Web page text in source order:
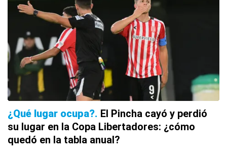
¿Qué lugar ocupa? El Pincha cayó y perdió
su lugar en la Copa Libertadores: ¿cómo
quedó en la tabla anual?